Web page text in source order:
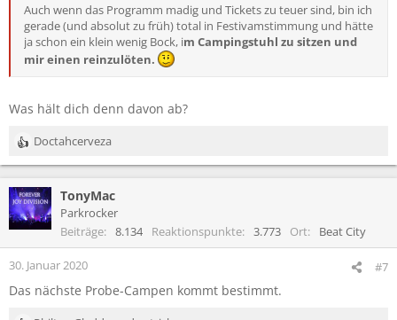
Auch wenn das Programm madig und Tickets zu teuer sind, bin ich
gerade (und absolut zu früh) total in Festivamstimmung und hätte
ja schon ein klein wenig Bock, im Campingstuhl zu sitzen und
mir einen reinzulöten.
Was hält dich denn davon ab?
R
e
k
t
i
n
n
Doctahcerveza
TonyMac
Parkrocker
Beiträge
8.134 Reaktionspunkte 3.773 Ort Beat City
30. Januar 2020 #7
Das nächste Probe-Campen kommt bestimmt.